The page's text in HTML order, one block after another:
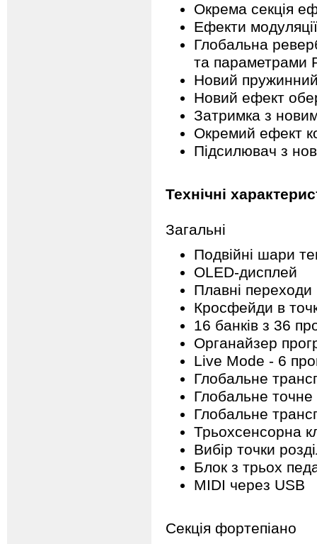
Окрема секція
Ефекти
Глобальна
та параметрами
Новий
Новий ефект
Затримка з
Окремий ефект
Підсилювач з
Технічні
Загальні
Подвійні шари
OLED-дисплей
Плавні переходи
Кросфейди в
16 банків з 36
Органайзер
Live Mode - 6
Глобальне
Глобальне
Глобальне
Трьохсенсорна
Вибір точки
Блок з трьох
MIDI через USB
Секція фортепіано